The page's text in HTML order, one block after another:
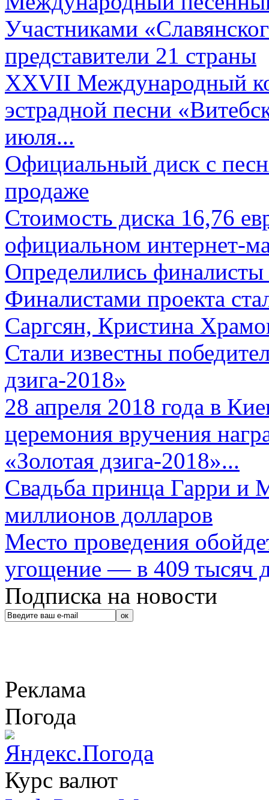
Участниками
представители 21 страны
XXVII Международный
эстрадной песни
июля...
Официальный диск с
продаже
Стоимость диска 16,76
официальном интернет-
Определились
Финалистами проекта
Саргсян, Кристина
Стали известны
дзига-2018»
28 апреля 2018 года в
церемония вручения
«Золотая дзига-2018»...
Свадьба принца Гарри и
миллионов долларов
Место проведения
угощение — в 409 тысяч
Подписка на новости
Реклама
Погода
Курс валют